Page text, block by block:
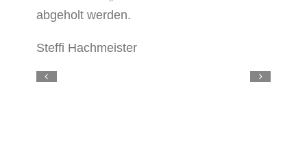
abgeholt werden.
Steffi Hachmeister